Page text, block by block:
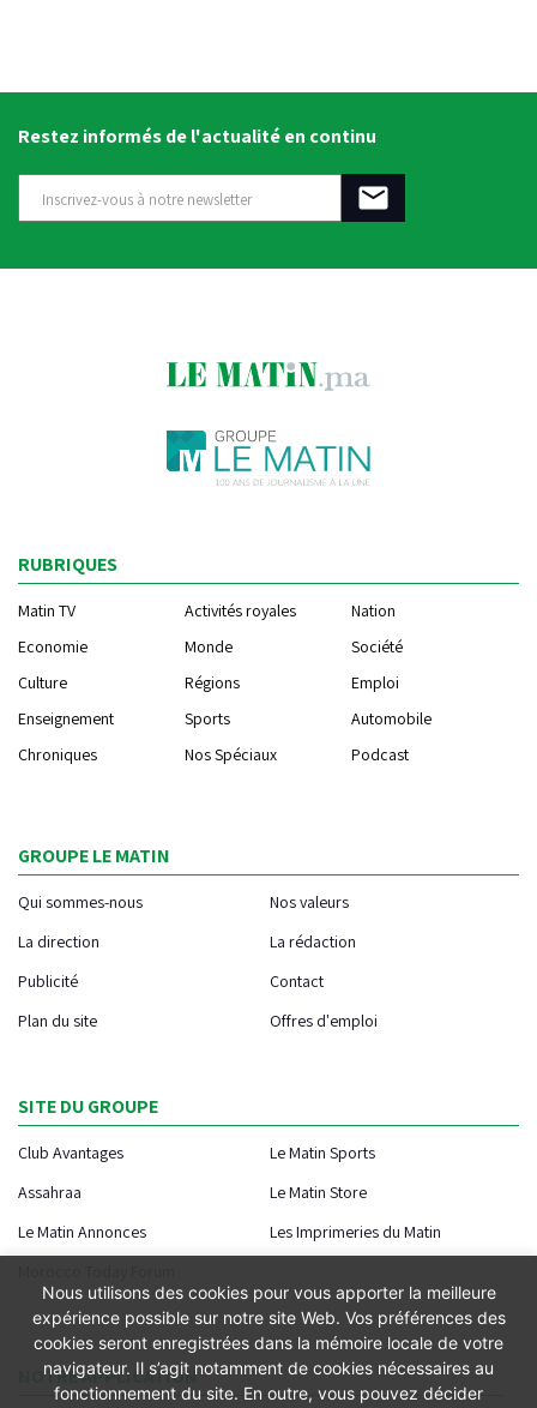
Restez informés de l'actualité en continu
RUBRIQUES
Matin TV Activités royales
Nation
Economie
Monde
Société
Culture
Régions
Emploi
Enseignement
Sports
Automobile
Chroniques
Nos Spéciaux Podcast
GROUPE LE MATIN
Qui sommes-nous
Nos valeurs
La direction
La rédaction
Publicité
Contact
Plan du site
Offres d'emploi
SITE DU GROUPE
Club Avantages
Le Matin Sports
Assahraa
Le Matin Store
Le Matin Annonces
Les Imprimeries du Matin
NOTRE APPLICATION
Nous utilisons des cookies pour vous apporter la meilleure
expérience possible sur notre site Web. Vos préférences des
cookies seront enregistrées dans la mémoire locale de votre
navigateur. Il s’agit notamment de cookies nécessaires au
fonctionnement du site. En outre, vous pouvez décider